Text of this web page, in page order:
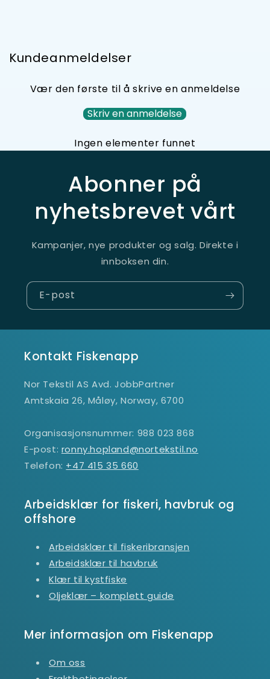
Kundeanmeldelser
Vær den første til å skrive en anmeldelse
Skriv en anmeldelse
Ingen elementer funnet
Abonner på
nyhetsbrevet vårt
Kampanjer, nye produkter og salg. Direkte i
innboksen din.
E-post
Kontakt Fiskenapp
Nor Tekstil AS Avd. JobbPartner
Amtskaia 26, Måløy, Norway, 6700
Organisasjonsnummer: 988 023 868
E-post: ronny.hopland@nortekstil.no
Telefon: +47 415 35 660
Arbeidsklær for fiskeri, havbruk og
offshore
Arbeidsklær til fiskeribransjen
Arbeidsklær til havbruk
Klær til kystfiske
Oljeklær – komplett guide
Mer informasjon om Fiskenapp
Om oss